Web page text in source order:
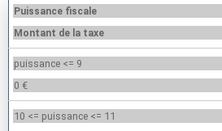
Puissance fiscale
Montant de la taxe
puissance <= 9
0 €
10 <= puissance <= 11